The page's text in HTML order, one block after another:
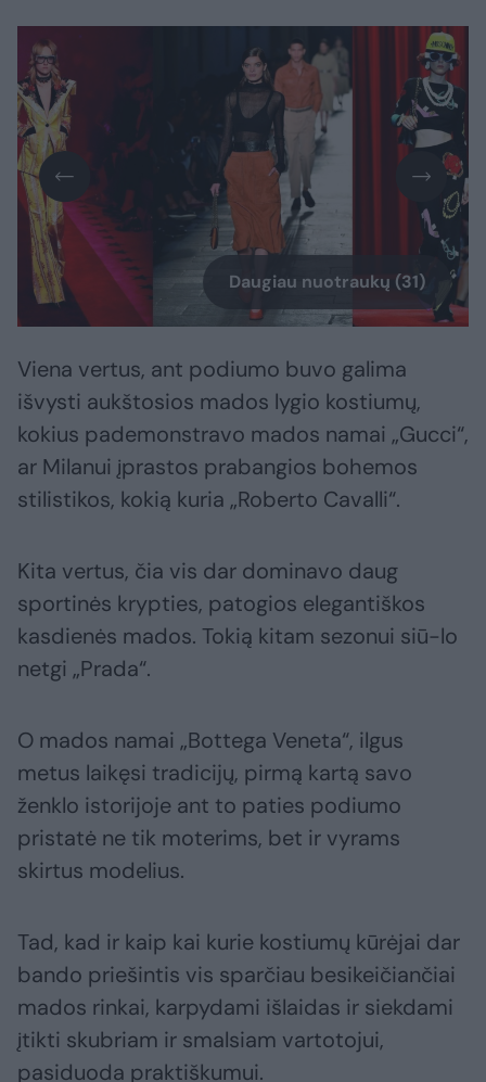
Daugiau nuotraukų (31)
Viena vertus, ant podiumo buvo galima
išvysti aukštosios mados lygio kostiumų,
kokius pademonstravo mados namai „Gucci“,
ar Milanui įprastos prabangios bohemos
stilistikos, kokią kuria „Roberto Cavalli“.
Kita vertus, čia vis dar dominavo daug
sportinės krypties, patogios elegantiškos
kasdienės mados. Tokią kitam sezonui siū-lo
netgi „Prada“.
O mados namai „Bottega Veneta“, ilgus
metus laikęsi tradicijų, pirmą kartą savo
ženklo istorijoje ant to paties podiumo
pristatė ne tik moterims, bet ir vyrams
skirtus modelius.
Tad, kad ir kaip kai kurie kostiumų kūrėjai dar
bando priešintis vis sparčiau besikeičiančiai
mados rinkai, karpydami išlaidas ir siekdami
įtikti skubriam ir smalsiam vartotojui,
pasiduoda praktiškumui.